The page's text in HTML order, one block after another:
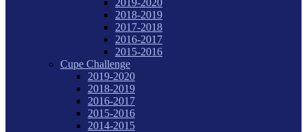
2019-2020
2018-2019
2017-2018
2016-2017
2015-2016
Cupe Challenge
2019-2020
2018-2019
2016-2017
2015-2016
2014-2015